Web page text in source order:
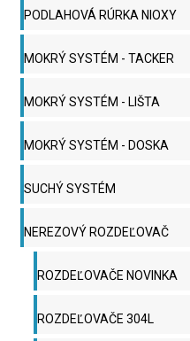
PODLAHOVÁ RÚRKA NIOXY
MOKRÝ SYSTÉM - TACKER
MOKRÝ SYSTÉM - LIŠTA
MOKRÝ SYSTÉM - DOSKA
SUCHÝ SYSTÉM
NEREZOVÝ ROZDEĽOVAČ
ROZDEĽOVAČE NOVINKA
ROZDEĽOVAČE 304L